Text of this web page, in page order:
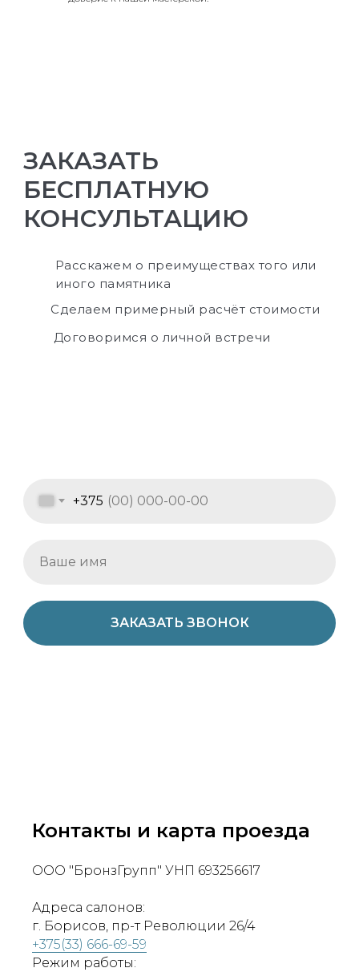
ЗАКАЗАТЬ
БЕСПЛАТНУЮ
КОНСУЛЬТАЦИЮ
+375
ЗАКАЗАТЬ ЗВОНОК
Расскажем о преимуществах того или
иного памятника
Сделаем примерный расчёт стоимости
Договоримся о личной встречи
Контакты и карта проезда
ООО "БронзГрупп" УНП 693256617
Адреса салонов:
г. Борисов, пр-т Революции 26/4
+375(33) 666-69-59
Режим работы: